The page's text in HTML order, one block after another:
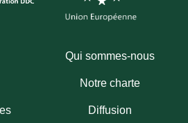
Qui sommes-nous
Notre charte
Diffusion